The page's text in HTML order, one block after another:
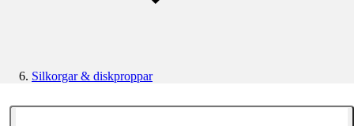
Silkorgar & diskproppar